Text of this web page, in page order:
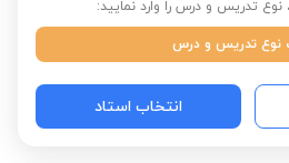
تدریس و درس را وارد نمایید:
نوع تدریس و درس
انتخاب استاد